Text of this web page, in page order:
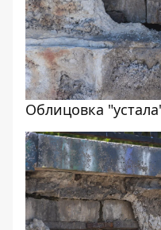
Облицовка